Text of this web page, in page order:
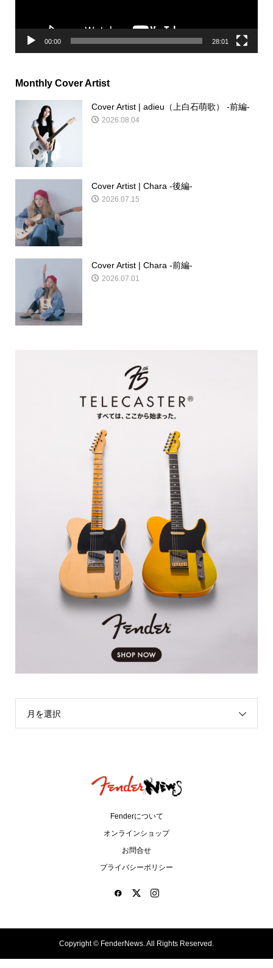
00:00 28:01
Monthly Cover Artist
Cover Artist | adieu（上白石萌歌） -前編-
2026.08.04
Cover Artist | Chara -後編-
2026.07.15
Cover Artist | Chara -前編-
2026.07.01
月を選択
Fenderについて
オンラインショップ
お問合せ
プライバシーポリシー
Copyright © FenderNews. All Rights Reserved.